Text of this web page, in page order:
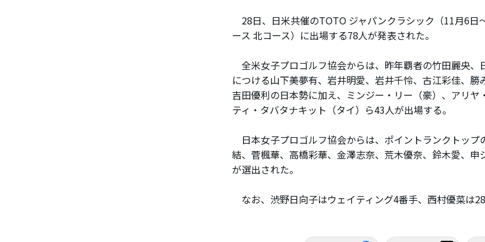
28日、日米共催のTOTO ジャパンクラシック（11月6日
ース 北コース）に出場する78人が発表された。
全米女子プロゴルフ協会からは、昨年覇者の竹田麗央、
につける山下美夢有、岩井明愛、岩井千怜、古江彩佳、勝
吉田優利の日本勢に加え、ミンジー・リー（豪）、アリヤ
ティ・タバタナキット（タイ）ら43人が出場する。
日本女子プロゴルフ協会からは、ポイントランクトップ
結、菅楓華、高橋彩華、金澤志奈、荒木優奈、鈴木愛、申
が選出された。
なお、渋野日向子はウェイティング4番手、西村優菜は28